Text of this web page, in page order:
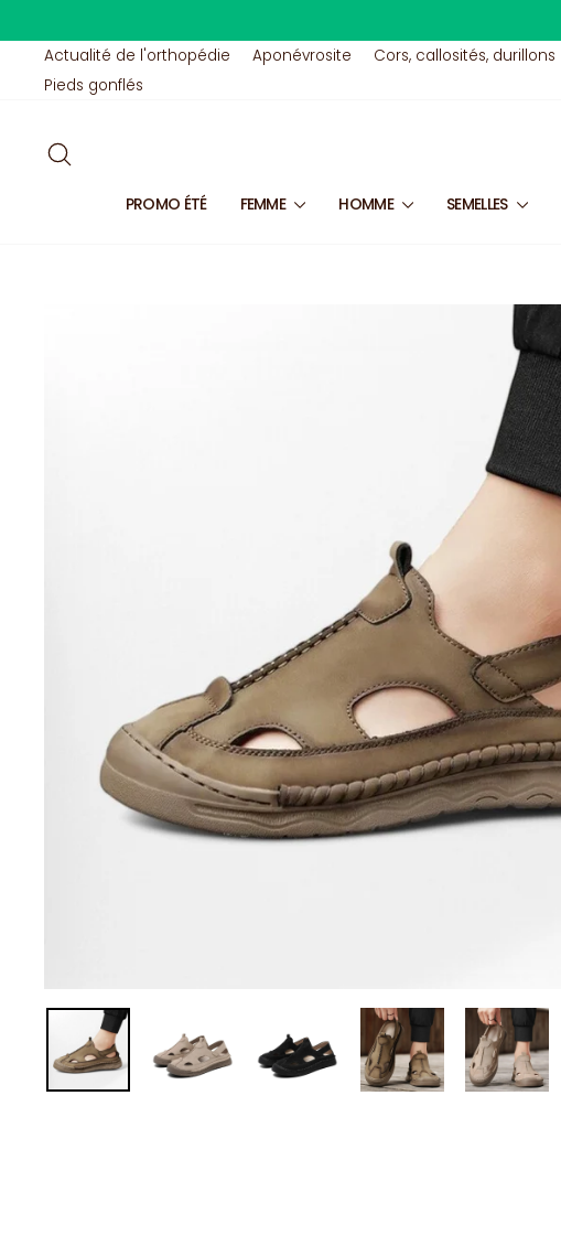
contenuActualité de l'orthopédie
Aponévrosite Cors, callosités, durillons
Pieds gonflés
PROMO ÉTÉ FEMME HOMME SEMELLES